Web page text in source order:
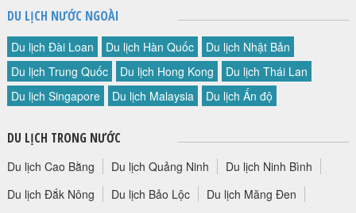
GIỚI THIỆU
PROFILE EN
THƯ KHEN VIETLUXTOUR
HỘP THƯ GÓP Ý
PROFILE HƯỚNG DẪN VIÊN
DU LỊCH NƯỚC NGOÀI
Du lịch Đài Loan Du lịch Hàn Quốc
Du lịch Nhật Bản
Du lịch Trung Quốc
Du lịch Hong Kong
Du lịch Thái Lan
Du lịch Singapore
Du lịch Malaysia Du lịch Ấn độ
DU LỊCH TRONG NƯỚC
Du lịch Cao Bằng Du lịch Quảng Ninh
Du lịch Ninh Bình
Du lịch Đắk Nông
Du lịch Bảo Lộc
Du lịch Măng Đen